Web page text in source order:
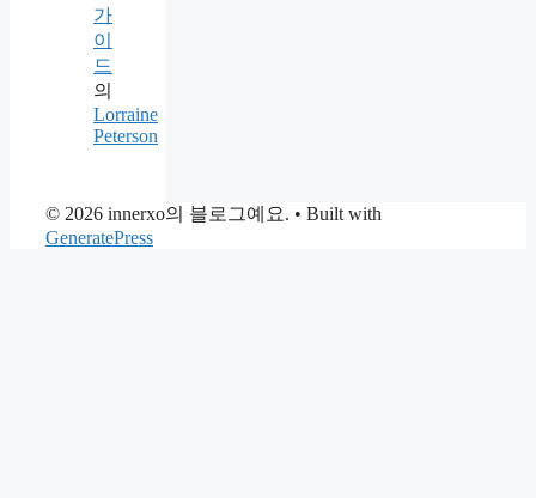
가
이
드
의
Lorraine
Peterson
© 2026 innerxo의 블로그예요. • Built with
GeneratePress